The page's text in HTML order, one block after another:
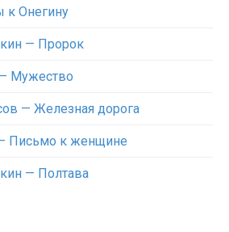
к Онегину
— Пророк
Мужество
— Железная дорога
Письмо к женщине
— Полтава